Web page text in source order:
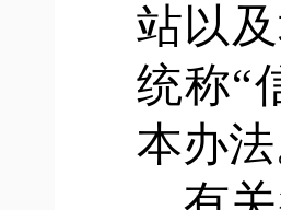
站以
统称“
本办法